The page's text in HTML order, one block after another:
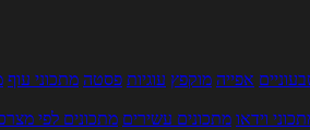
אפייה מוקפץ עוגיות פסטה מתכוני עוף
וידאו מתכונים עשירים מתכונים לפי